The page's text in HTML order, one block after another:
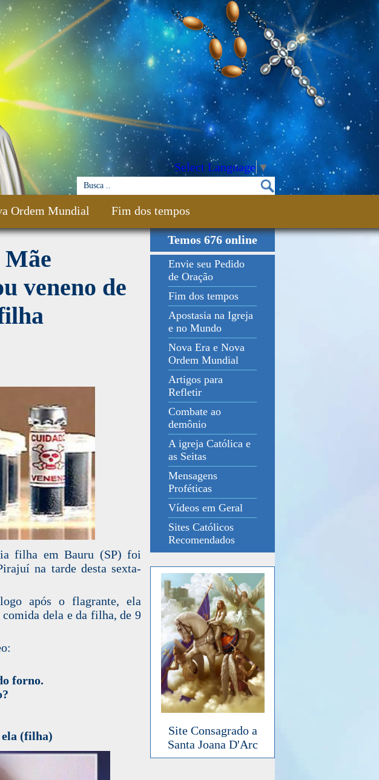
Select Language ▼
Ordem Mundial Fim dos tempos
veneno de
filha em Bauru (SP) foi
na tarde desta sexta-
após o flagrante, ela
comida dela e da filha, de 9
forno.
ela (filha)
Temos 676 online
Envie seu Pedido
de Oração
Fim dos tempos
Apostasia na Igreja
e no Mundo
Nova Era e Nova
Ordem Mundial
Artigos para
Refletir
Combate ao
demônio
A igreja Católica e
as Seitas
Mensagens
Proféticas
Vídeos em Geral
Sites Católicos
Recomendados
Site Consagrado a
Santa Joana D'Arc